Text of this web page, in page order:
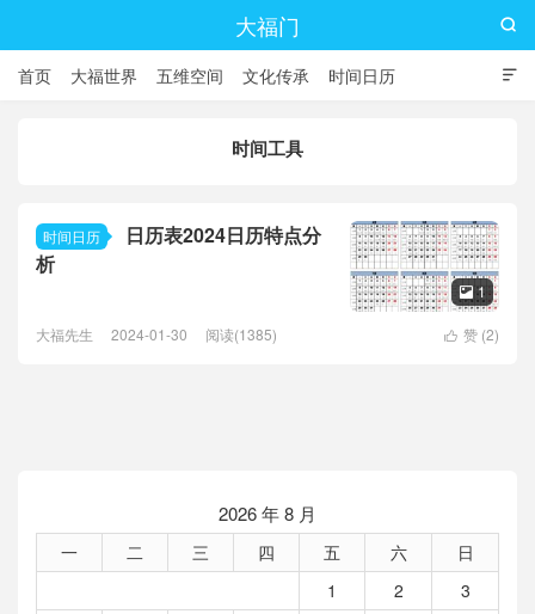
大福门

首页 大福世界 五维空间 文化传承 时间日历

时间工具
时间日历
日历表2024日历特点分
析
 1
 赞 (2)
大福先生 2024-01-30 阅读(1385)
2026 年 8 月
一 二 三 四 五 六
日
1
2
3